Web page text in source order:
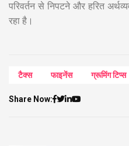
परिवर्तन से निपटने और हरित
रहा है।
टैक्स फाइनेंस ग्रूमिंग टिप्स
Share Now: